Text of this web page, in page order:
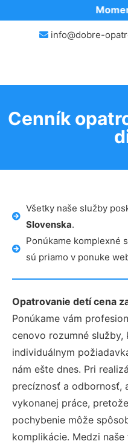
info@dobre-
Cenník
Všetky naše služby
Slovenska.
Ponúkame komplexné
sú priamo v ponuke
Opatrovanie detí cena
Ponúkame vám
cenovo rozumné
individuálnym
nám ešte dnes. Pri
precíznosť a odbornosť,
vykonanej práce,
pochybenie môže
komplikácie. Medzi